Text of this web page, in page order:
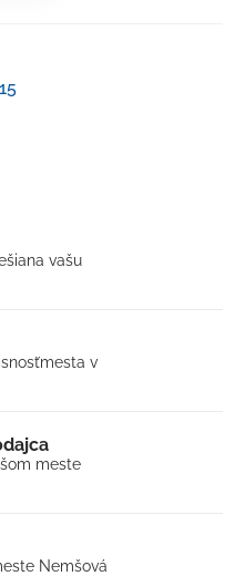
na vašu
mesta v
meste
Nemšová